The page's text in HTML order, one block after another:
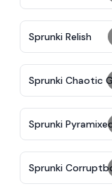
2
Sprunki Relish
Sprunki Chaotic
Sprunki
Sprunki